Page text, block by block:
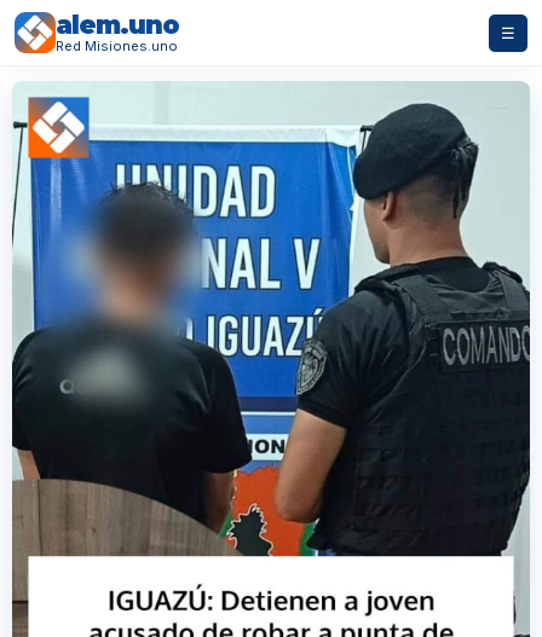
alem.uno
Red Misiones.uno
☰